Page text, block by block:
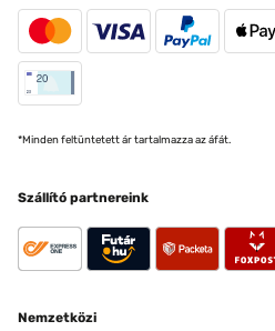
*Minden feltüntetett ár tartalmazza az áfát.
Szállító partnereink
Nemzetközi